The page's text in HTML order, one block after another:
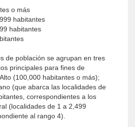
o más
habitantes
habitantes
de población se agrupan en tres
principales para fines de
(100,000 habitantes o más);
(que abarca las localidades de
correspondientes a los
(localidades de 1 a 2,499
al rango 4).